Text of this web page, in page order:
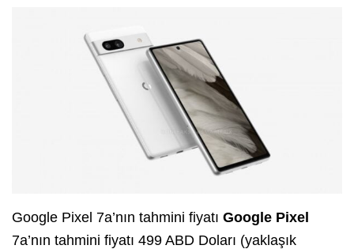
Google Pixel 7a’nın tahmini fiyatı Google Pixel
7a’nın tahmini fiyatı 499 ABD Doları (yaklaşık